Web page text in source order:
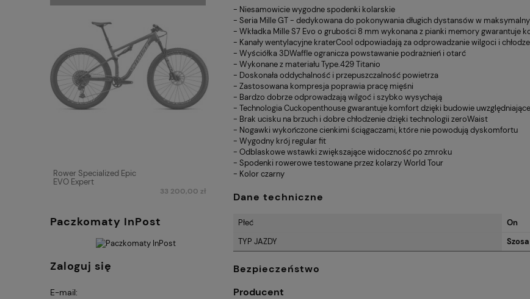
Rower Specialized Epic
EVO Expert
33 200,00 zł
Paczkomaty InPost
Zaloguj się
E-mail:
- Niesamowicie wygodne spodenki kolarskie
- Seria Mille GT - dedykowana do pokonywania długich dystansów w
- Wkładka Mille S7 Evo o grubości 8 mm wykonana z pianki memory gwarantuje
- Kanały wentylacyjne kraterCool odpowiadają za odprowadzanie wilgoci i
- Wyściółka 3DWaffle ogranicza powstawanie podrażnień i otarć
- Wykonane z materiału Type.429 Titanio
- Doskonała oddychalność i przepuszczalność powietrza
- Zastosowana kompresja poprawia pracę mięśni
- Bardzo dobrze odprowadzają wilgoć i szybko wysychają
- Technologia Cuckopenthouse gwarantuje komfort dzięki budowie
- Brak ucisku na brzuch i dobre chłodzenie dzięki technologii zeroWaist
- Nogawki wykończone cienkimi ściągaczami, które nie powodują dyskomfortu
- Wygodny krój regular fit
- Odblaskowe wstawki zwiększające widoczność po zmroku
- Spodenki rowerowe testowane przez kolarzy World Tour
- Kolor czarny
Dane techniczne
Płeć
On
TYP JAZDY
Szosa
Bezpieczeństwo
Producent